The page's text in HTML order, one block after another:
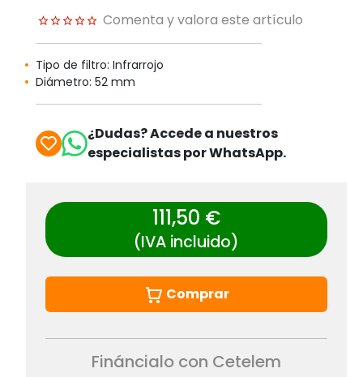
Comenta y valora este artículo
Tipo de filtro: Infrarrojo
Diámetro: 52 mm
¿Dudas? Accede a nuestros
especialistas por WhatsApp.
111,50 €
(IVA incluido)
Comprar
Fináncialo con Cetelem